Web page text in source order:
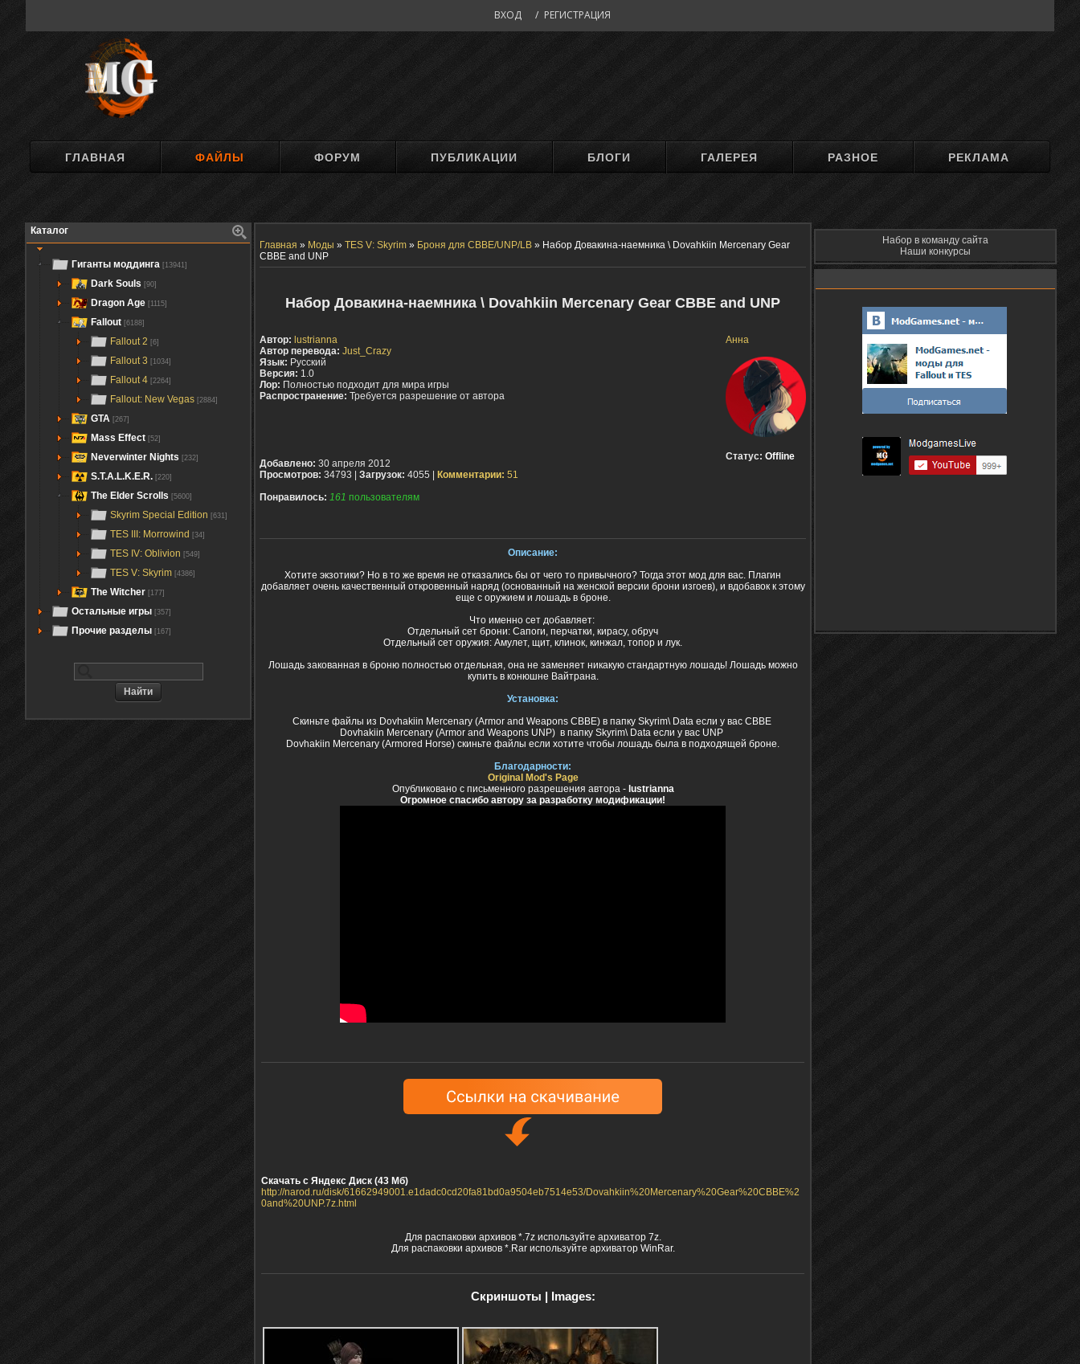
ВХОД / РЕГИСТРАЦИЯ
ГЛАВНАЯ ФАЙЛЫ ФОРУМ ПУБЛИКАЦИИ БЛОГИ ГАЛЕРЕЯ РАЗНОЕ РЕКЛАМА
Каталог
Гиганты моддинга [13941]
Dark Souls [90]
Dragon Age [1115]
Fallout [6188]
Fallout 2 [6]
Fallout 3 [1034]
Fallout 4 [2264]
Fallout: New Vegas [2884]
GTA [267]
Mass Effect [52]
Neverwinter Nights [232]
S.T.A.L.K.E.R. [220]
The Elder Scrolls [5600]
Skyrim Special Edition [631]
TES III: Morrowind [34]
TES IV: Oblivion [549]
TES V: Skyrim [4386]
The Witcher [177]
Остальные игры [357]
Прочие разделы [167]
Главная » Моды » TES V: Skyrim » Броня для CBBE/UNP/LB » Набор Довакина-наемника \ Dovahkiin Mercenary Gear
CBBE and UNP
Набор Довакина-наемника \ Dovahkiin Mercenary Gear CBBE and UNP
Анна
Статус: Offline
Автор: lustrianna
Автор перевода: Just_Crazy
Язык: Русский
Версия: 1.0
Лор: Полностью подходит для мира игры
Распространение: Требуется разрешение от автора
Добавлено: 30 апреля 2012
Просмотров: 34793 | Загрузок: 4055 | Комментарии: 51
Понравилось: 161 пользователям
Описание:
Хотите экзотики? Но в то же время не отказались бы от чего то привычного? Тогда этот мод для вас. Плагин
добавляет очень качественный откровенный наряд (основанный на женской версии брони изгоев), и вдобавок к этому
еще с оружием и лошадь в броне.
Что именно сет добавляет:
Отдельный сет брони: Сапоги, перчатки, кирасу, обруч
Отдельный сет оружия: Амулет, щит, клинок, кинжал, топор и лук.
Лошадь закованная в броню полностью отдельная, она не заменяет никакую стандартную лошадь! Лошадь можно
купить в конюшне Вайтрана.
Установка:
Скиньте файлы из Dovhakiin Mercenary (Armor and Weapons CBBE) в папку Skyrim\ Data если у вас CBBE
Dovhakiin Mercenary (Armor and Weapons UNP) в папку Skyrim\ Data если у вас UNP
Dovhakiin Mercenary (Armored Horse) скиньте файлы если хотите чтобы лошадь была в подходящей броне.
Благодарности:
Original Mod's Page
Опубликовано с письменного разрешения автора - lustrianna
Огромное спасибо автору за разработку модификации!
Скачать с Яндекс Диск (43 Мб)
http://narod.ru/disk/61662949001.e1dadc0cd20fa81bd0a9504eb7514e53/Dovahkiin%20Mercenary%20Gear%20CBBE%2
0and%20UNP.7z.html
Для распаковки архивов *.7z используйте архиватор 7z.
Для распаковки архивов *.Rar используйте архиватор WinRar.
Скриншоты | Images:
Набор в команду сайта
Наши конкурсы